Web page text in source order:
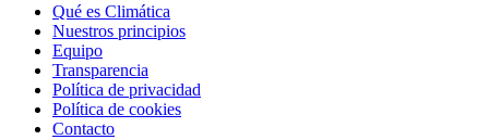
Qué es Climática
Nuestros principios
Equipo
Transparencia
Política de privacidad
Política de cookies
Contacto